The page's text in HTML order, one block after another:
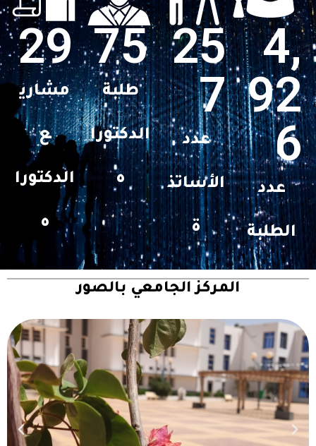
4,
92
6
عدد
الطلبة
25
7
عدد
الأساتذ
ة
75
طلبة
الدكتورا
ه
29
مشاري
ع
الدكتورا
ه
المركز الجامعي بالصور